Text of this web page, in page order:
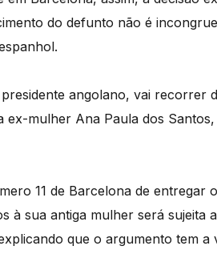
do defunto não é
angolano, vai recorrer
mulher Ana Paula dos
11 de Barcelona de entregar
à sua antiga mulher será sujeita
que o argumento tem